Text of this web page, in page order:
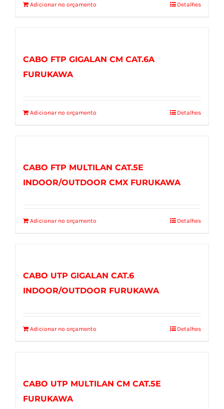
Adicionar no orçamento Detalhes
CABO FTP GIGALAN CM CAT.6A
FURUKAWA
Adicionar no orçamento Detalhes
CABO FTP MULTILAN CAT.5E
INDOOR/OUTDOOR CMX FURUKAWA
Adicionar no orçamento Detalhes
CABO UTP GIGALAN CAT.6
INDOOR/OUTDOOR FURUKAWA
Adicionar no orçamento Detalhes
CABO UTP MULTILAN CM CAT.5E
FURUKAWA